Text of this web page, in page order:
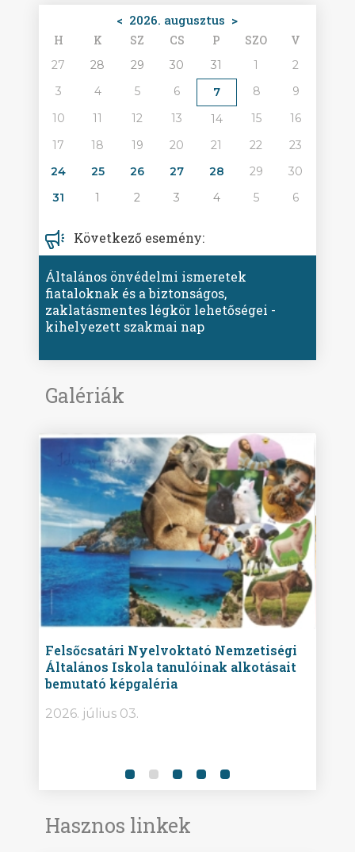
< 2026. augusztus >
H K SZ CS P SZO V
27 28 29 30 31 1
2
3
4 5 6 7 8
9
10
11 12 13 14 15
16
17
18 19 20 21 22
23
24
25 26 27 28 29
30
31
1 2 3 4 5 6
Következő esemény:
Általános önvédelmi ismeretek
fiataloknak és a biztonságos,
zaklatásmentes légkör lehetőségei -
kihelyezett szakmai nap
Galériák
Felsőcsatári Nyelvoktató Nemzetiségi
Általános Iskola tanulóinak alkotásait
bemutató képgaléria
2026. július 03.
Hasznos linkek